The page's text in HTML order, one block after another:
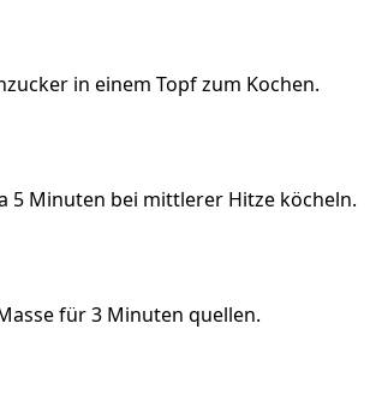
in einem Topf zum Kochen.
5 Minuten bei mittlerer Hitze köcheln.
für 3 Minuten quellen.